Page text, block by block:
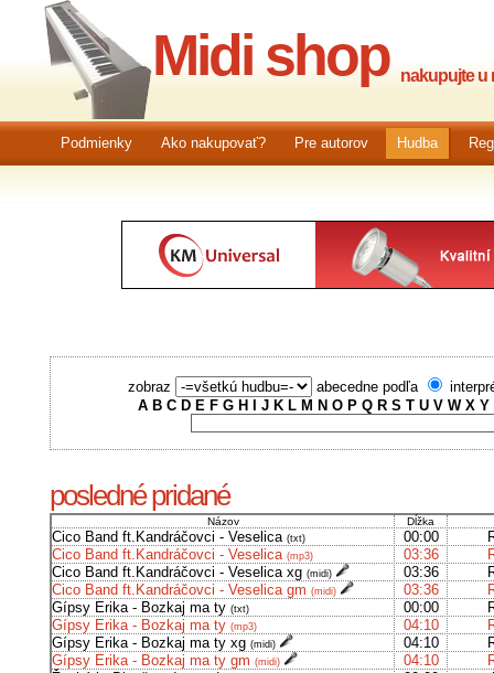
Midi shop nakupujte u
Podmienky Ako nakupovať? Pre autorov Hudba
zobraz abecedne podľa
A B C D E F G H J K L M N O P Q R S T U V W X Y
posledné pridané
Názov Dĺžka
Cico Band ft.Kandráčovci - Veselica (txt) 00:00
Cico Band ft.Kandráčovci - Veselica (mp3) 03:36
Cico Band ft.Kandráčovci - Veselica xg (midi) 03:36
Cico Band ft.Kandráčovci - Veselica gm (midi) 03:36
Gípsy Erika - Bozkaj ma ty (txt) 00:00
Gípsy Erika - Bozkaj ma ty (mp3) 04:10
Gípsy Erika - Bozkaj ma ty xg (midi) 04:10
Gípsy Erika - Bozkaj ma ty gm (midi) 04:10